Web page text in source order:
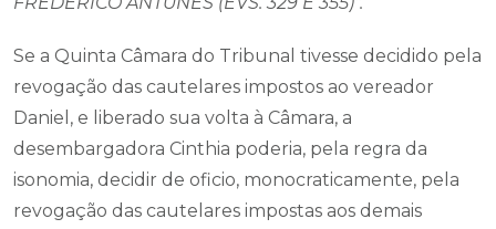
Se a Quinta Câmara do Tribunal tivesse decidido pela
revogação das cautelares impostos ao vereador
Daniel, e liberado sua volta à Câmara, a
desembargadora Cinthia poderia, pela regra da
isonomia, decidir de oficio, monocraticamente, pela
revogação das cautelares impostas aos demais